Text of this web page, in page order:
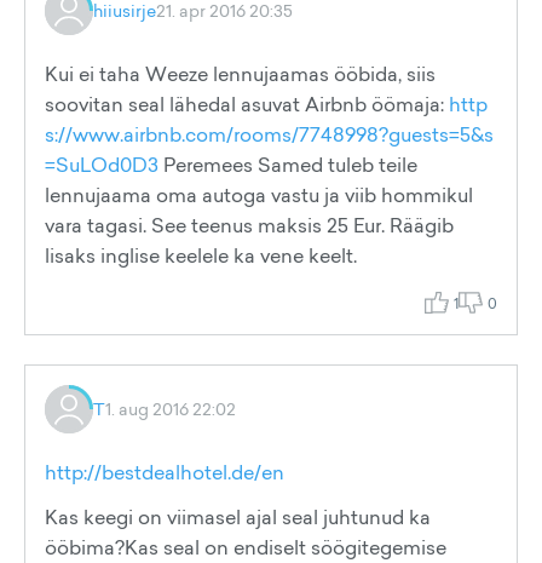
hiiusirje21. apr 2016 20:35
Kui ei taha Weeze lennujaamas ööbida, siis
soovitan seal lähedal asuvat Airbnb öömaja: http
s://www.airbnb.com/rooms/7748998?guests=5&s
=SuLOd0D3 Peremees Samed tuleb teile
lennujaama oma autoga vastu ja viib hommikul
vara tagasi. See teenus maksis 25 Eur. Räägib
lisaks inglise keelele ka vene keelt.
1 0
T1. aug 2016 22:02
http://bestdealhotel.de/en
Kas keegi on viimasel ajal seal juhtunud ka
ööbima?Kas seal on endiselt söögitegemise